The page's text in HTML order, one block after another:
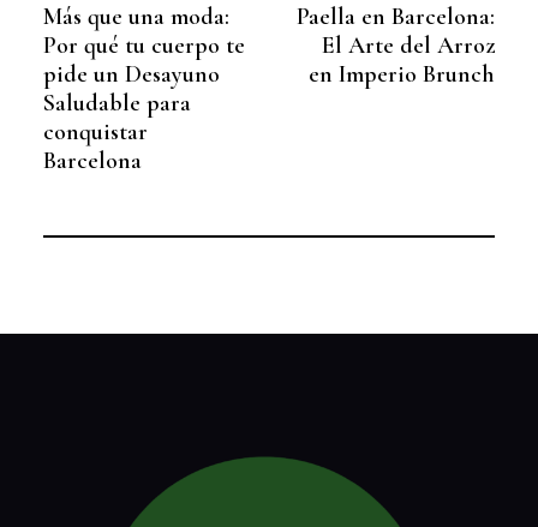
Más que una moda:
Por qué tu cuerpo te
pide un Desayuno
Saludable para
conquistar
Barcelona
Paella en Barcelona:
El Arte del Arroz
en Imperio Brunch